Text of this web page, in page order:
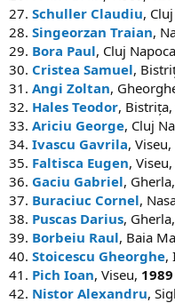
27. Schuller Claudiu,
28. Singeorzan Traian,
29. Bora Paul, Cluj
30. Cristea Samuel,
31. Angi Zoltan,
32. Hales Teodor, Bistrița,
33. Ariciu George, Cluj
34. Ivascu Gavrila, Viseu,
35. Faltisca Eugen, Viseu,
36. Gaciu Gabriel, Gherla,
37. Buraciuc Cornel,
38. Puscas Darius, Gherla,
39. Borbeiu Raul, Baia
40. Stoicescu Gheorghe,
41. Pich Ioan, Viseu, 1989
42. Nistor Alexandru,